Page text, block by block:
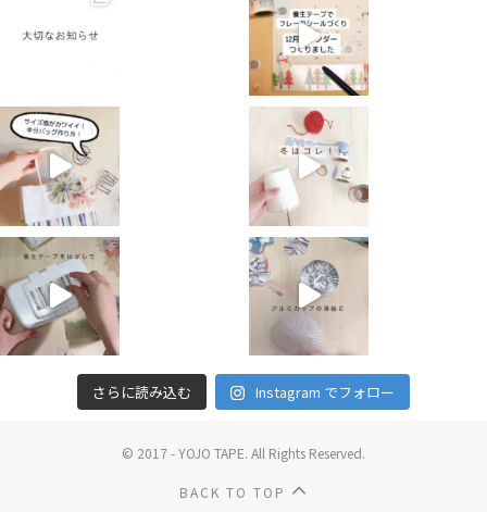
さらに読み込む Instagram でフォロー
© 2017 - YOJO TAPE. All Rights Reserved.
BACK TO TOP